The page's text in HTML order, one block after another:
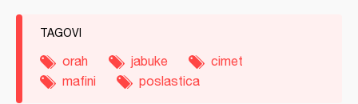
TAGOVI
orah jabuke
cimet
mafini
poslastica